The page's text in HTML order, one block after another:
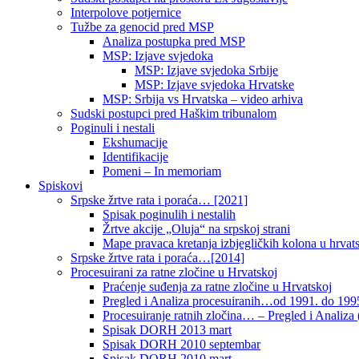
Interpolove potjernice
Tužbe za genocid pred MSP
Analiza postupka pred MSP
MSP: Izjave svjedoka
MSP: Izjave svjedoka Srbije
MSP: Izjave svjedoka Hrvatske
MSP: Srbija vs Hrvatska – video arhiva
Sudski postupci pred Haškim tribunalom
Poginuli i nestali
Ekshumacije
Identifikacije
Pomeni – In memoriam
Spiskovi
Srpske žrtve rata i poraća… [2021]
Spisak poginulih i nestalih
Žrtve akcije „Oluja“ na srpskoj strani
Mape pravaca kretanja izbjegličkih kolona u
Srpske žrtve rata i poraća…[2014]
Procesuirani za ratne zločine u Hrvatskoj
Praćenje suđenja za ratne zločine u Hrvatskoj
Pregled i Analiza procesuiranih…od 1991. do
Procesuiranje ratnih zločina… – Pregled i Analiza
Spisak DORH 2013 mart
Spisak DORH 2010 septembar